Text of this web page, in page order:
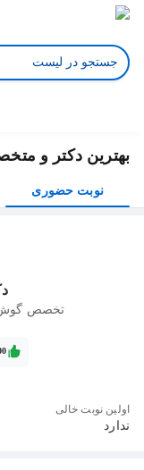
بهترین دکتر و
نوبت حضوری
تخصص
اولین نوبت خالی
ندارد